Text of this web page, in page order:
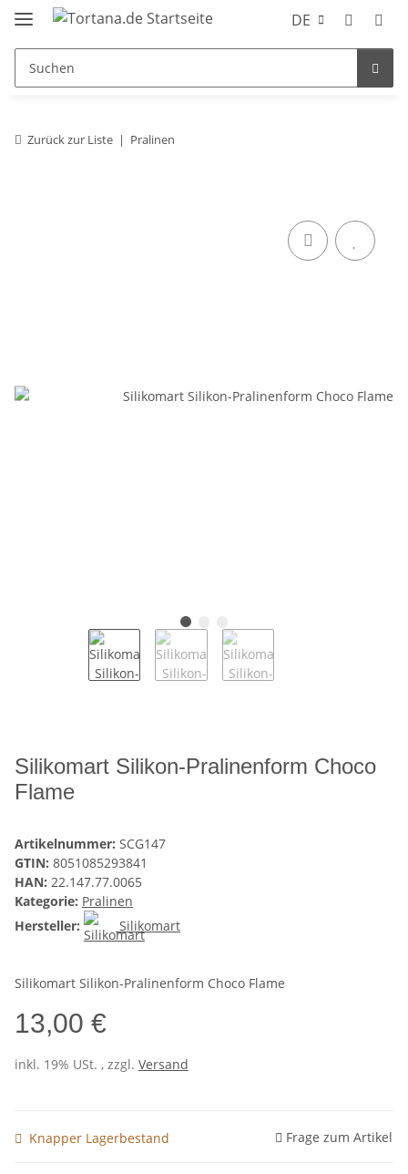
DE
Zurück zur Liste Pralinen
Silikomart Silikon-Pralinenform Choco
Flame
Artikelnummer: SCG147
GTIN: 8051085293841
HAN: 22.147.77.0065
Kategorie: Pralinen
Hersteller:
Silikomart
Silikomart Silikon-Pralinenform Choco Flame
13,00 €
inkl. 19% USt. , zzgl. Versand
Knapper Lagerbestand Frage zum Artikel